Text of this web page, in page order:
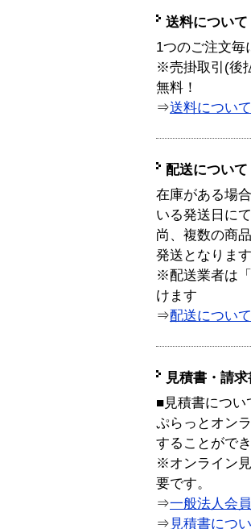
送料について
1つのご注文毎
※売掛取引(後
無料！
⇒送料につい
配送について
在庫がある場
いる発送日に
尚、複数の商
発送となります
※配送業者は
けます
⇒配送につい
見積書・請
■見積書につい
ぷらっとオン
することができ
※オンライン
要です。
⇒一般法人会
⇒ 見積書につ